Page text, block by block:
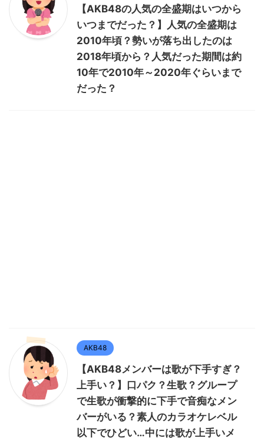
【AKB48の人気の全盛期はいつから
いつまでだった？】人気の全盛期は
2010年頃？勢いが落ち出したのは
2018年頃から？人気だった期間は約
10年で2010年～2020年ぐらいまで
だった？
AKB48
【AKB48メンバーは歌が下手すぎ？
上手い？】口パク？生歌？グループ
で生歌が衝撃的に下手で音痴なメン
バーがいる？素人のカラオケレベル
以下でひどい…中には歌が上手いメ